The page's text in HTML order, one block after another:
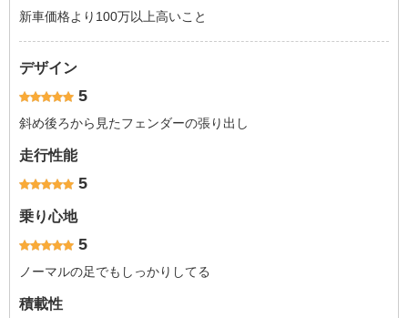
新車価格より100万以上高いこと
デザイン
5
斜め後ろから見たフェンダーの張り出し
走行性能
5
乗り心地
5
ノーマルの足でもしっかりしてる
積載性